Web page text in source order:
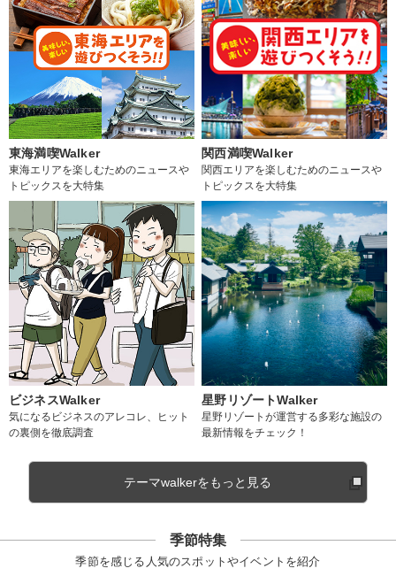
東海満喫Walker
東海エリアを楽しむためのニュースや
トピックスを大特集
関西満喫Walker
関西エリアを楽しむためのニュースや
トピックスを大特集
ビジネスWalker
気になるビジネスのアレコレ、ヒット
の裏側を徹底調査
星野リゾートWalker
星野リゾートが運営する多彩な施設の
最新情報をチェック！
テーマwalkerをもっと見る
季節特集
季節を感じる人気のスポットやイベントを紹介